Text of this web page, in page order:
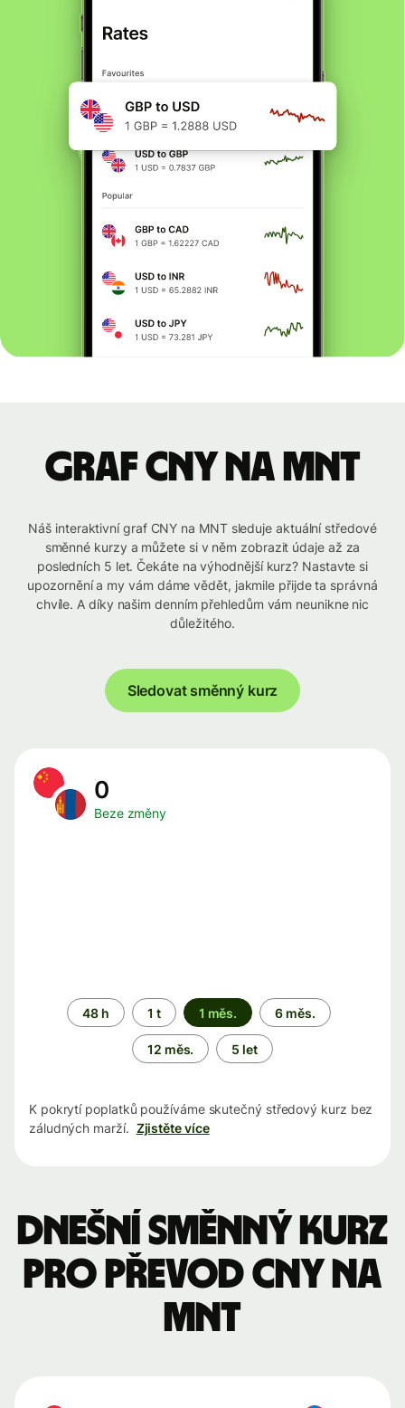
graf CNY na MNT
Náš interaktivní graf CNY na MNT sleduje aktuální středové
směnné kurzy a můžete si v něm zobrazit údaje až za
posledních 5 let. Čekáte na výhodnější kurz? Nastavte si
upozornění a my vám dáme vědět, jakmile přijde ta správná
chvíle. A díky našim denním přehledům vám neunikne nic
důležitého.
Sledovat směnný kurz
0
Beze změny
Časové
období
48 h 1 t 1 měs. 6 měs.
12 měs. 5 let
K pokrytí poplatků používáme skutečný středový kurz bez
záludných marží. Zjistěte více
Dnešní směnný kurz
pro převod CNY na
MNT